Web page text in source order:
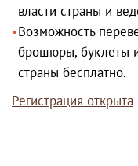
власти страны и
Возможность
брошюры, буклеты
страны бесплатно.
Регистрация открыта